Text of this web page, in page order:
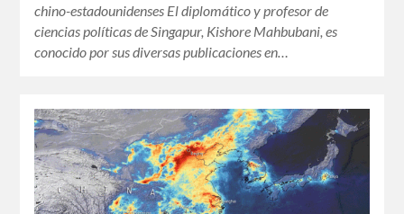
chino-estadounidenses El diplomático y profesor de
ciencias políticas de Singapur, Kishore Mahbubani, es
conocido por sus diversas publicaciones en…